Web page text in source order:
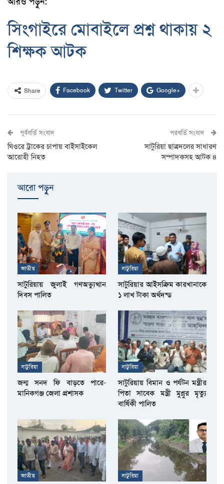
সিংগাইরে মোবাইলে প্রশ্ন থাকায় ২
শিক্ষক আটক
Share Facebook Twitter Google+
পূর্ববর্তি সংবাদ
ঘিওরে ট্রাকের চাপায় বাইসাইকেল
আরোহী নিহত
পরবর্তি সংবাদ
সাটুরিয়া ছাত্রদলের সাধারণ
সম্পাদকসহ আটক ৪
আরো পড়ুুন
জাতীয়
সাটুরিয়ায় জুলাই গণঅভ্যুত্থান
দিবস পালিত
সাটুরিয়া
সাটুরিয়ার আইসক্রিম কারখানাকে
১ লাখ টাকা অর্থদন্ড
সাটুরিয়া
জন্ম সনদ ফি বাড়তে পারে-
মানিকগঞ্জ জেলা প্রশাসক
সাটুরিয়া
সাটুরিয়ায় বিমান ও পর্যটন মন্ত্রীর
পিতা সাবেক মন্ত্রী মুন্নুর মৃত্যু
বার্ষিকী পালিত
জাতীয় সাটুরিয়া